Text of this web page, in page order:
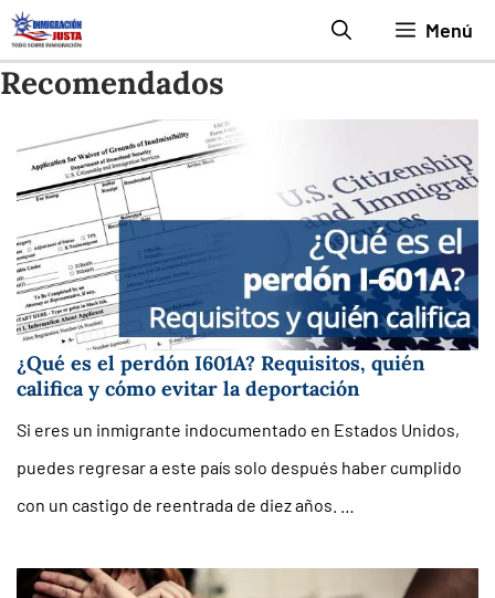
Saltar
al
contenido
Menú
Recomendados
¿Qué es el perdón I601A? Requisitos, quién
califica y cómo evitar la deportación
Si eres un inmigrante indocumentado en Estados Unidos,
puedes regresar a este país solo después haber cumplido
con un castigo de reentrada de diez años. …